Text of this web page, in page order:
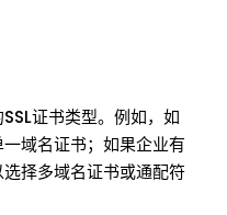
证书类型。例如，如
域名证书；如果企业有
择多域名证书或通配符